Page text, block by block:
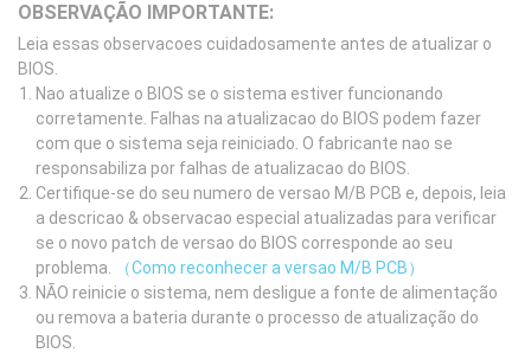
OBSERVAÇÃO IMPORTANTE:
Leia essas observacoes cuidadosamente antes de atualizar o
BIOS.
Nao atualize o BIOS se o sistema estiver funcionando
corretamente. Falhas na atualizacao do BIOS podem fazer
com que o sistema seja reiniciado. O fabricante nao se
responsabiliza por falhas de atualizacao do BIOS.
Certifique-se do seu numero de versao M/B PCB e, depois, leia
a descricao & observacao especial atualizadas para verificar
se o novo patch de versao do BIOS corresponde ao seu
problema.
（Como reconhecer a versao M/B PCB）
NÃO reinicie o sistema, nem desligue a fonte de alimentação
ou remova a bateria durante o processo de atualização do
BIOS.